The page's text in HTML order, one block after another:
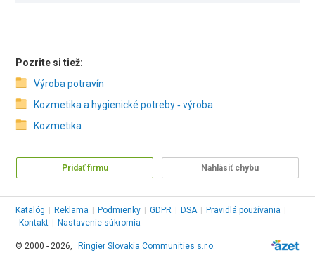
Pozrite si tiež:
Výroba potravín
Kozmetika a hygienické potreby ‑ výroba
Kozmetika
Pridať firmu Nahlásiť chybu
Katalóg Reklama Podmienky GDPR DSA Pravidlá používania
Kontakt
Nastavenie súkromia
© 2000 - 2026, Ringier Slovakia Communities s.r.o.